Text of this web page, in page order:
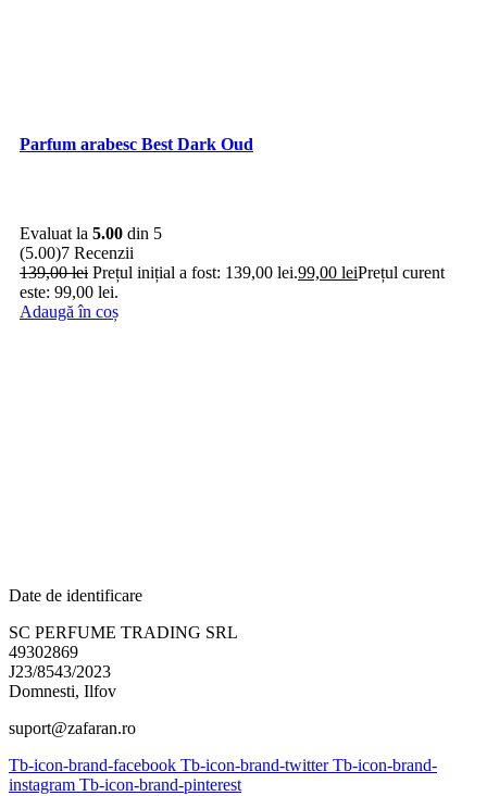
Parfum arabesc Best Dark Oud
Evaluat la 5.00 din 5
(5.00)7 Recenzii
139,00lei Prețul inițial a fost: 139,00 lei.99,00 leiPrețul curent
este: 99,00 lei.
Adaugă în coș
Date de identificare
SC PERFUME TRADING SRL
49302869
J23/8543/2023
Domnesti, Ilfov
suport@zafaran.ro
Tb-icon-brand-facebook Tb-icon-brand-twitter Tb-icon-brand-
instagram Tb-icon-brand-pinterest